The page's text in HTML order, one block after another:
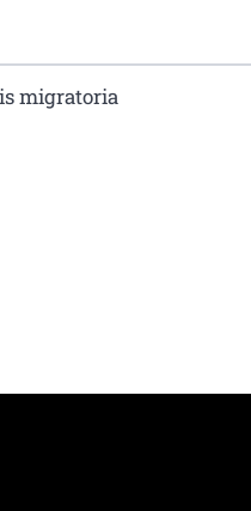
migratoria